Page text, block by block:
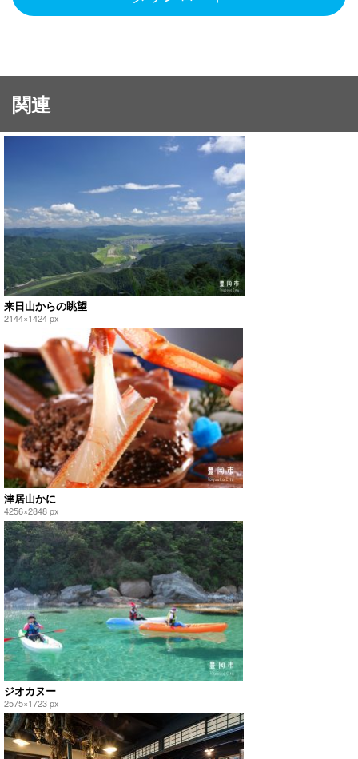
関連
来日山からの眺望
2144×1424 px
津居山かに
4256×2848 px
ジオカヌー
2575×1723 px